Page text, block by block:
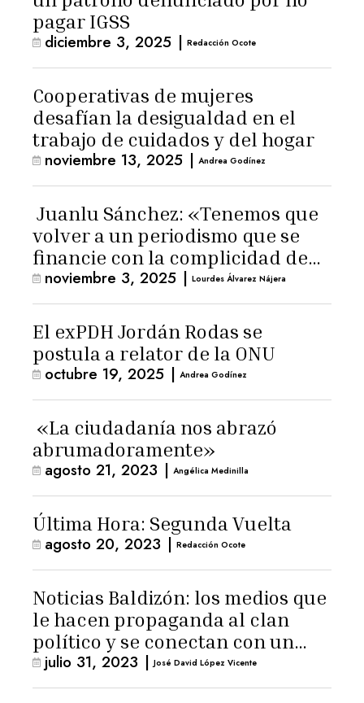
pagar IGSS
diciembre 3, 2025 | Redacción Ocote
Cooperativas de mujeres
desafían la desigualdad en el
trabajo de cuidados y del hogar
noviembre 13, 2025 | Andrea Godínez
Juanlu Sánchez: «Tenemos que
volver a un periodismo que se
financie con la complicidad de
los lectores»
noviembre 3, 2025 | Lourdes Álvarez Nájera
El exPDH Jordán Rodas se
postula a relator de la ONU
octubre 19, 2025 | Andrea Godínez
«La ciudadanía nos abrazó
abrumadoramente»
agosto 21, 2023 | Angélica Medinilla
Última Hora: Segunda Vuelta
agosto 20, 2023 | Redacción Ocote
Noticias Baldizón: los medios que
le hacen propaganda al clan
político y se conectan con un
hombre de confianza de
Giammattei
julio 31, 2023 | José David López Vicente